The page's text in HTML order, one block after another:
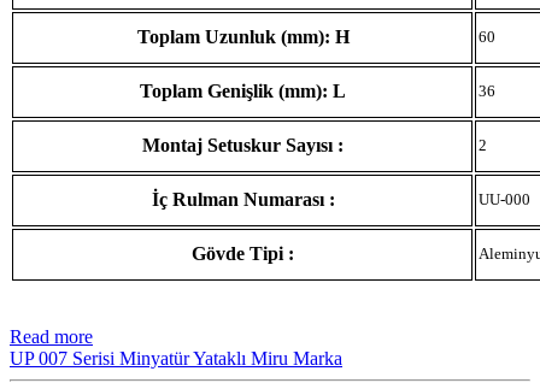
Toplam Uzunluk (mm): H 60
Toplam Genişlik (mm): L 36
Montaj Setuskur Sayısı : 2
İç Rulman Numarası : UU-000
Gövde Tipi :
Read more
UP 007 Serisi Minyatür Yataklı Miru Marka